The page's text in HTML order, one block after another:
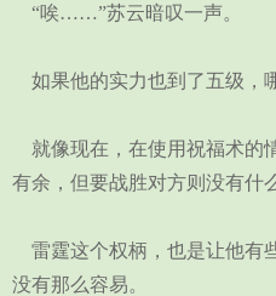
“唉……”苏云暗叹一声。
如果他的实力也到了五级，
就像现在，在使用祝福术的
有余，但要战胜对方则没有什
雷霆这个权柄，也是让他有
没有那么容易。